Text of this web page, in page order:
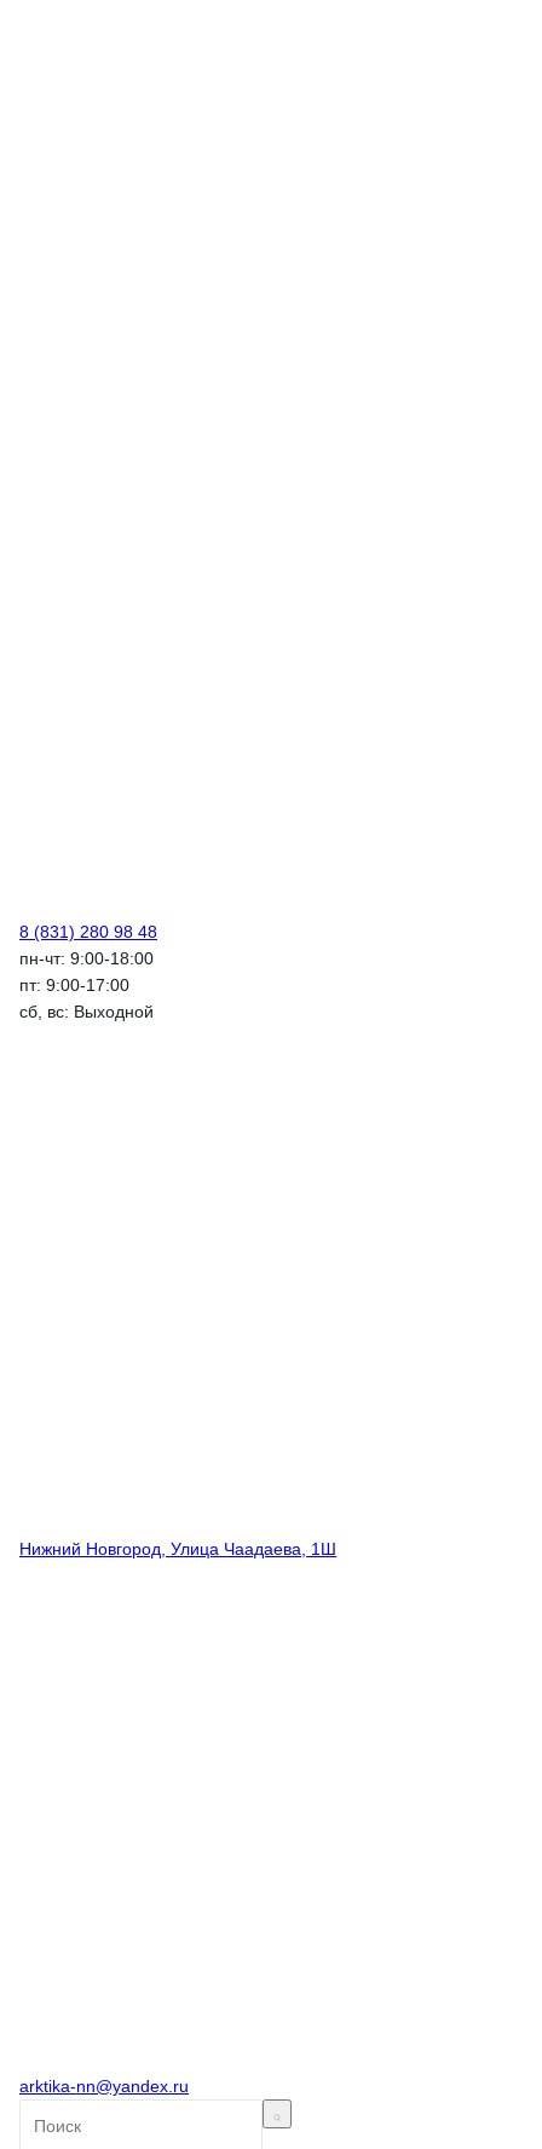
8 (831) 280 98 48
пн-чт: 9:00-18:00
пт: 9:00-17:00
сб, вс: Выходной
Нижний Новгород, Улица Чаадаева, 1Ш
arktika-nn@yandex.ru